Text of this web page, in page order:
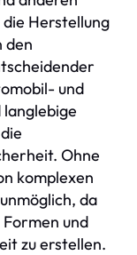
Herstellung
den
und
Ohne
komplexen
da
und
zu erstellen.